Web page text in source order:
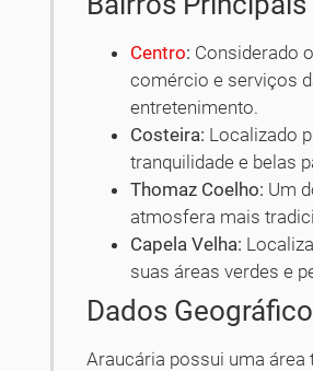
Centro: Considerado
comércio e serviços
entretenimento.
Costeira: Localizado
tranquilidade e belas
Thomaz Coelho: Um
atmosfera mais
Capela Velha:
suas áreas verdes e
Dados
Araucária possui uma área